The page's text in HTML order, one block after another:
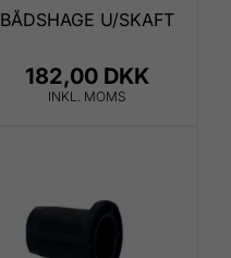
BÅDSHAGE U/SKAFT
182,00 DKK
INKL. MOMS